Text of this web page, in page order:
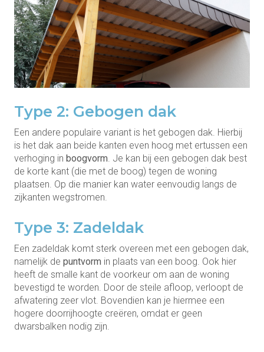
Type 2: Gebogen dak
Een andere populaire variant is het gebogen dak. Hierbij
is het dak aan beide kanten even hoog met ertussen een
verhoging in boogvorm. Je kan bij een gebogen dak best
de korte kant (die met de boog) tegen de woning
plaatsen. Op die manier kan water eenvoudig langs de
zijkanten wegstromen.
Type 3: Zadeldak
Een zadeldak komt sterk overeen met een gebogen dak,
namelijk de puntvorm in plaats van een boog. Ook hier
heeft de smalle kant de voorkeur om aan de woning
bevestigd te worden. Door de steile afloop, verloopt de
afwatering zeer vlot. Bovendien kan je hiermee een
hogere doorrijhoogte creëren, omdat er geen
dwarsbalken nodig zijn.